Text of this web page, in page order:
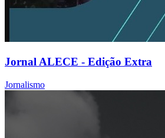
Jornal ALECE - Edição Extra
Jornalismo